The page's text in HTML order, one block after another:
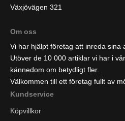
Växjövägen 321
Om oss
Vi har hjälpt företag att inreda sina
Utöver de 10 000 artiklar vi har i
kännedom om betydligt fler.
Välkommen till ett företag fullt av
Kundservice
Köpvillkor